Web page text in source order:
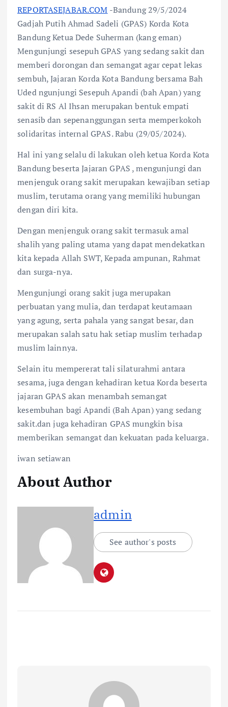
REPORTASEJABAR.COM -Bandung 29/5/2024
Gadjah Putih Ahmad Sadeli (GPAS) Korda Kota
Bandung Ketua Dede Suherman (kang eman)
Mengunjungi sesepuh GPAS yang sedang sakit dan
memberi dorongan dan semangat agar cepat lekas
sembuh, Jajaran Korda Kota Bandung bersama Bah
Uded ngunjungi Sesepuh Apandi (bah Apan) yang
sakit di RS Al Ihsan merupakan bentuk empati
senasib dan sepenanggungan serta memperkokoh
solidaritas internal GPAS. Rabu (29/05/2024).
Hal ini yang selalu di lakukan oleh ketua Korda Kota
Bandung beserta Jajaran GPAS , mengunjungi dan
menjenguk orang sakit merupakan kewajiban setiap
muslim, terutama orang yang memiliki hubungan
dengan diri kita.
Dengan menjenguk orang sakit termasuk amal
shalih yang paling utama yang dapat mendekatkan
kita kepada Allah SWT, Kepada ampunan, Rahmat
dan surga-nya.
Mengunjungi orang sakit juga merupakan
perbuatan yang mulia, dan terdapat keutamaan
yang agung, serta pahala yang sangat besar, dan
merupakan salah satu hak setiap muslim terhadap
muslim lainnya.
Selain itu mempererat tali silaturahmi antara
sesama, juga dengan kehadiran ketua Korda beserta
jajaran GPAS akan menambah semangat
kesembuhan bagi Apandi (Bah Apan) yang sedang
sakit.dan juga kehadiran GPAS mungkin bisa
memberikan semangat dan kekuatan pada keluarga.
iwan setiawan
About Author
admin
See author's posts